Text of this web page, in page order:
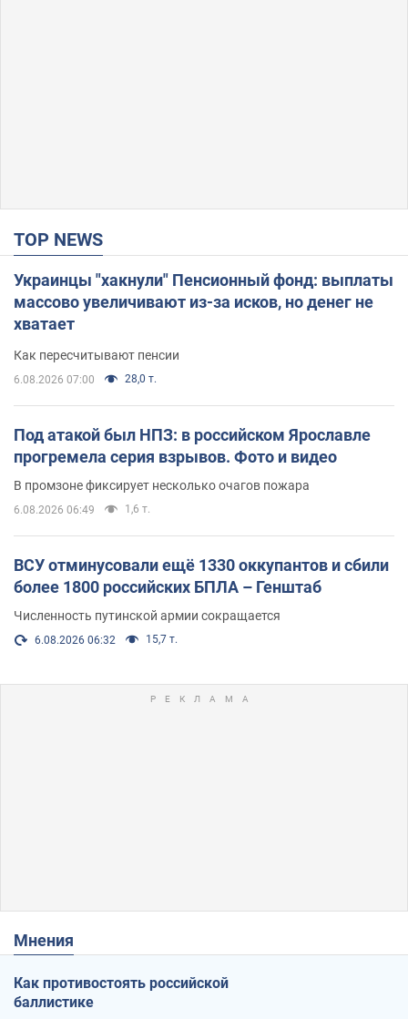
TOP NEWS
Украинцы "хакнули" Пенсионный фонд: выплаты
массово увеличивают из-за исков, но денег не
хватает
Как пересчитывают пенсии
6.08.2026 07:00 28,0 т.
Под атакой был НПЗ: в российском Ярославле
прогремела серия взрывов. Фото и видео
В промзоне фиксирует несколько очагов пожара
6.08.2026 06:49 1,6 т.
ВСУ отминусовали ещё 1330 оккупантов и сбили
более 1800 российских БПЛА – Генштаб
Численность путинской армии сокращается
6.08.2026 06:32 15,7 т.
Мнения
Как противостоять российской
баллистике